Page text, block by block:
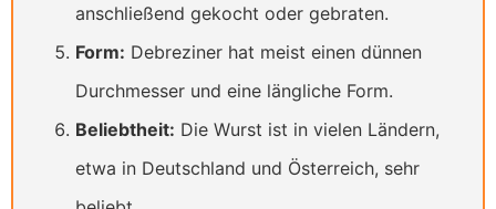
anschließend gekocht oder gebraten.
Form: Debreziner hat meist einen dünnen
Durchmesser und eine längliche Form.
Beliebtheit: Die Wurst ist in vielen Ländern,
etwa in Deutschland und Österreich, sehr